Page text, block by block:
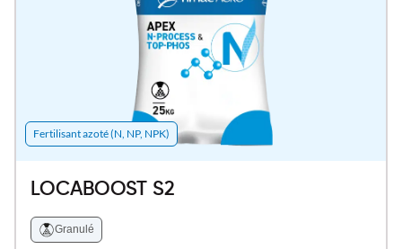
Fertilisant azoté (N, NP, NPK)
LOCABOOST S2
Granulé